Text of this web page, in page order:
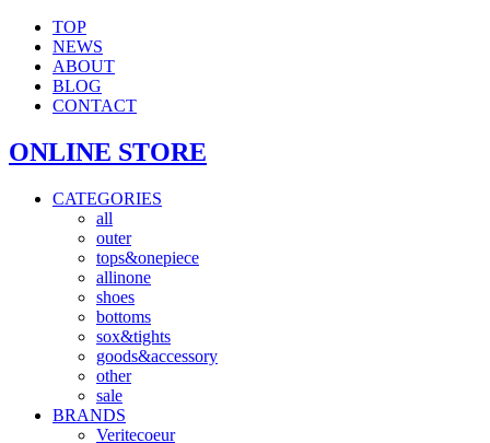
TOP
NEWS
ABOUT
BLOG
CONTACT
ONLINE STORE
CATEGORIES
all
outer
tops&onepiece
allinone
shoes
bottoms
sox&tights
goods&accessory
other
sale
BRANDS
Veritecoeur